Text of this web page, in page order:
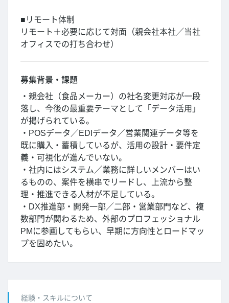
■リモート体制
リモート＋必要に応じて対面（親会社本社／当社
オフィスでの打ち合わせ）
募集背景・課題
・親会社（食品メーカー）の社名変更対応が一段
落し、今後の最重要テーマとして「データ活用」
が掲げられている。
・POSデータ／EDIデータ／営業関連データ等を
既に購入・蓄積しているが、活用の設計・要件定
義・可視化が進んでいない。
・社内にはシステム／業務に詳しいメンバーはい
るものの、案件を横串でリードし、上流から整
理・推進できる人材が不足している。
・DX推進部・開発一部／二部・営業部門など、複
数部門が関わるため、外部のプロフェッショナル
PMに参画してもらい、早期に方向性とロードマッ
プを固めたい。
経験・スキルについて